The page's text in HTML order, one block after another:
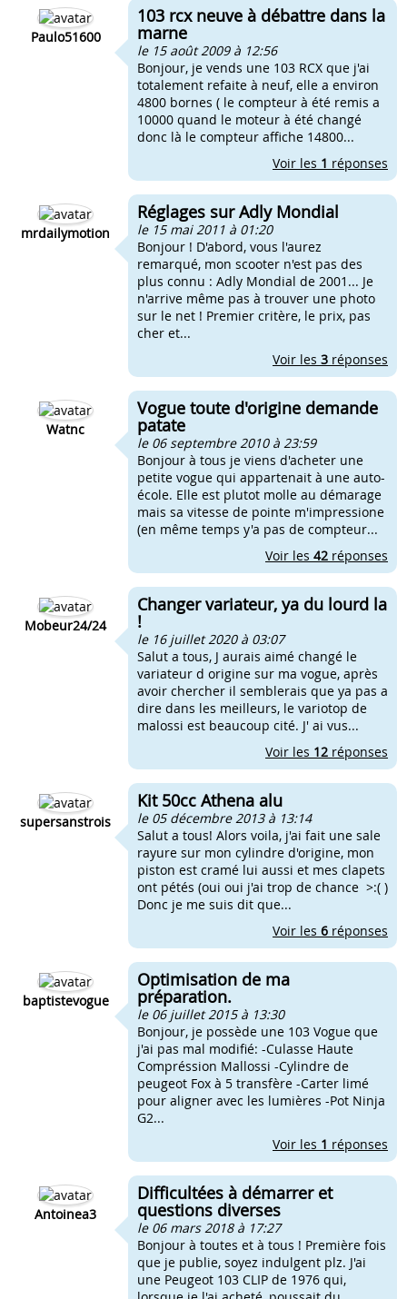
Paulo51600
103 rcx neuve à débattre dans la
marne
le 15 août 2009 à 12:56
Bonjour, je vends une 103 RCX que j'ai
totalement refaite à neuf, elle a environ
4800 bornes ( le compteur à été remis a
10000 quand le moteur à été changé
donc là le compteur affiche 14800...
Voir les 1 réponses
mrdailymotion
Réglages sur Adly Mondial
le 15 mai 2011 à 01:20
Bonjour ! D'abord, vous l'aurez
remarqué, mon scooter n'est pas des
plus connu : Adly Mondial de 2001... Je
n'arrive même pas à trouver une photo
sur le net ! Premier critère, le prix, pas
cher et...
Voir les 3 réponses
Watnc
Vogue toute d'origine demande
patate
le 06 septembre 2010 à 23:59
Bonjour à tous je viens d'acheter une
petite vogue qui appartenait à une auto-
école. Elle est plutot molle au démarage
mais sa vitesse de pointe m'impressione
(en même temps y'a pas de compteur...
Voir les 42 réponses
Mobeur24/24
Changer variateur, ya du lourd la
!
le 16 juillet 2020 à 03:07
Salut a tous, J aurais aimé changé le
variateur d origine sur ma vogue, après
avoir chercher il semblerais que ya pas a
dire dans les meilleurs, le variotop de
malossi est beaucoup cité. J' ai vus...
Voir les 12 réponses
supersanstrois
Kit 50cc Athena alu
le 05 décembre 2013 à 13:14
Salut a tous! Alors voila, j'ai fait une sale
rayure sur mon cylindre d'origine, mon
piston est cramé lui aussi et mes clapets
ont pétés (oui oui j'ai trop de chance >:( )
Donc je me suis dit que...
Voir les 6 réponses
baptistevogue
Optimisation de ma
préparation.
le 06 juillet 2015 à 13:30
Bonjour, je possède une 103 Vogue que
j'ai pas mal modifié: -Culasse Haute
Compréssion Mallossi -Cylindre de
peugeot Fox à 5 transfère -Carter limé
pour aligner avec les lumières -Pot Ninja
G2...
Voir les 1 réponses
Antoinea3
Difficultées à démarrer et
questions diverses
le 06 mars 2018 à 17:27
Bonjour à toutes et à tous ! Première fois
que je publie, soyez indulgent plz. J'ai
une Peugeot 103 CLIP de 1976 qui,